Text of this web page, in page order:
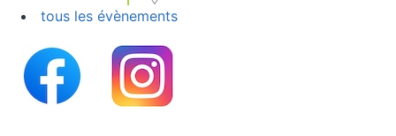
tous les évènements